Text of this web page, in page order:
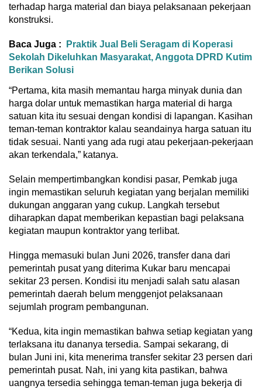
terhadap harga material dan biaya pelaksanaan pekerjaan
konstruksi.
Baca Juga :
Praktik Jual Beli Seragam di Koperasi
Sekolah Dikeluhkan Masyarakat, Anggota DPRD Kutim
Berikan Solusi
“Pertama, kita masih memantau harga minyak dunia dan
harga dolar untuk memastikan harga material di harga
satuan kita itu sesuai dengan kondisi di lapangan. Kasihan
teman-teman kontraktor kalau seandainya harga satuan itu
tidak sesuai. Nanti yang ada rugi atau pekerjaan-pekerjaan
akan terkendala,” katanya.
Selain mempertimbangkan kondisi pasar, Pemkab juga
ingin memastikan seluruh kegiatan yang berjalan memiliki
dukungan anggaran yang cukup. Langkah tersebut
diharapkan dapat memberikan kepastian bagi pelaksana
kegiatan maupun kontraktor yang terlibat.
Hingga memasuki bulan Juni 2026, transfer dana dari
pemerintah pusat yang diterima Kukar baru mencapai
sekitar 23 persen. Kondisi itu menjadi salah satu alasan
pemerintah daerah belum menggenjot pelaksanaan
sejumlah program pembangunan.
“Kedua, kita ingin memastikan bahwa setiap kegiatan yang
terlaksana itu dananya tersedia. Sampai sekarang, di
bulan Juni ini, kita menerima transfer sekitar 23 persen dari
pemerintah pusat. Nah, ini yang kita pastikan, bahwa
uangnya tersedia sehingga teman-teman juga bekerja di